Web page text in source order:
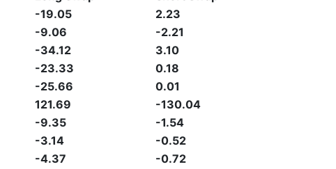
-19.05
2.23
-9.06
-2.21
-34.12
3.10
-23.33
0.18
-25.66
0.01
121.69
-130.04
-9.35
-1.54
-3.14
-0.52
-4.37
-0.72